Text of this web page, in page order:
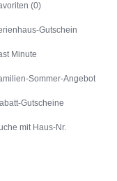
(0)
Gutschein
Minute
Sommer-Angebot
Gutscheine
mit Haus-Nr.